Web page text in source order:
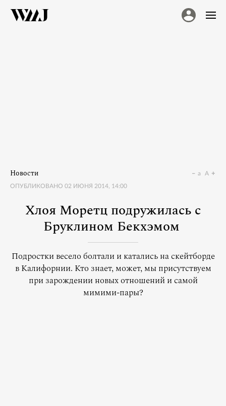
Новости
ОПУБЛИКОВАНО 02 ИЮНЯ 2014, 14:00
a A
Хлоя Моретц подружилась с
Бруклином Бекхэмом
Подростки весело болтали и катались на скейтборде
в Калифорнии. Кто знает, может, мы присутствуем
при зарождении новых отношений и самой
мимими-пары?